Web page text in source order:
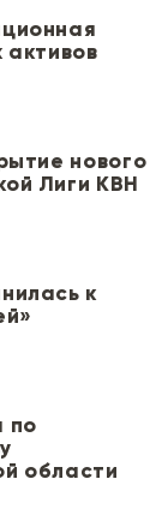
активов
нового
Лиги КВН
к
по
области